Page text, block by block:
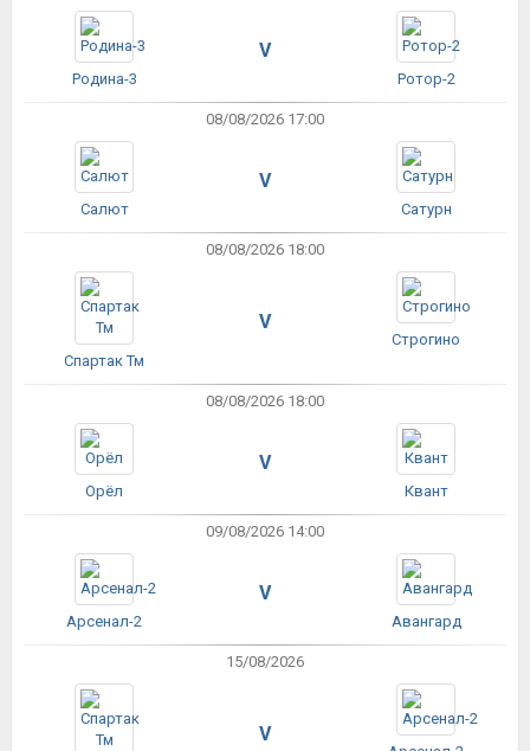
Родина-3
V
Ротор-2
08/08/2026 17:00
Салют
V
Сатурн
08/08/2026 18:00
Спартак Тм
V
Строгино
08/08/2026 18:00
Орёл
V
Квант
09/08/2026 14:00
Арсенал-2
V
Авангард
15/08/2026
V